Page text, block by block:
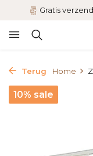
Gratis
Terug Home
10% sale